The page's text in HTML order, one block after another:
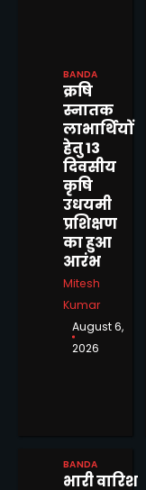
BANDA
क्रषि
स्नातक
लाभार्थियों
हेतु 13
दिवसीय
कृषि
उधयमी
प्रशिक्षण
का हुआ
आरंभ
Mitesh
Kumar
August 6,
2026
BANDA
भारी वारिश